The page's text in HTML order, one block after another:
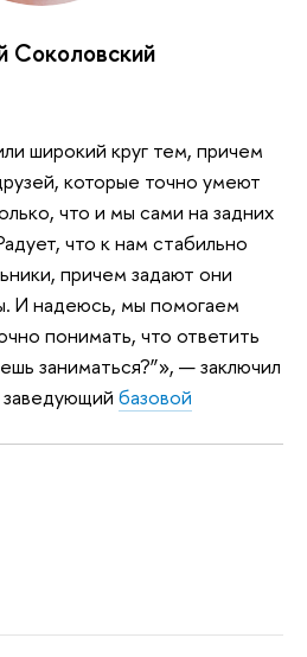
Соколовский
широкий круг тем, причем
которые точно умеют
что и мы сами на задних
что к нам стабильно
причем задают они
И надеюсь, мы помогаем
понимать, что ответить
заниматься?”», — заключил
базовой